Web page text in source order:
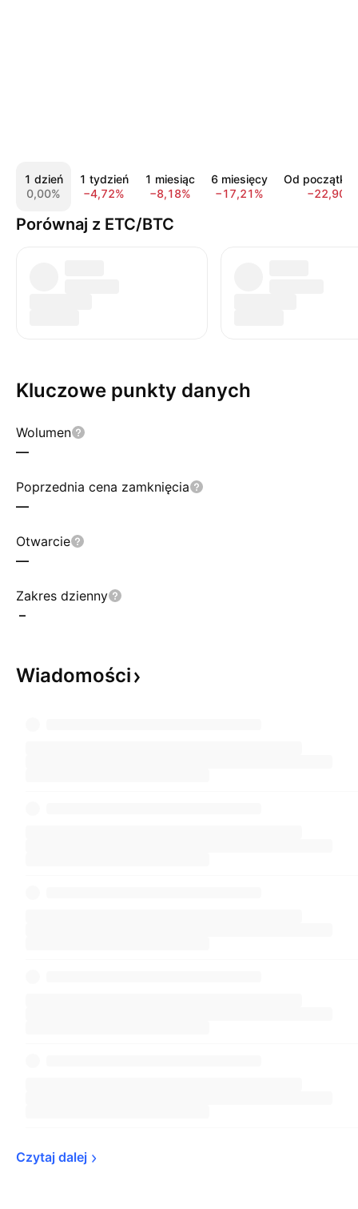
1 dzień
0,00%
1 tydzień
−4,72%
1 miesiąc
−8,18%
6 miesięcy
−17,21%
Od początku
−22,90%
Porównaj z ETC/BTC
Kluczowe punkty danych
Wolumen
—
Poprzednia cena zamknięcia
—
Otwarcie
—
Zakres dzienny
–
Wiadomości
Czytaj dalej